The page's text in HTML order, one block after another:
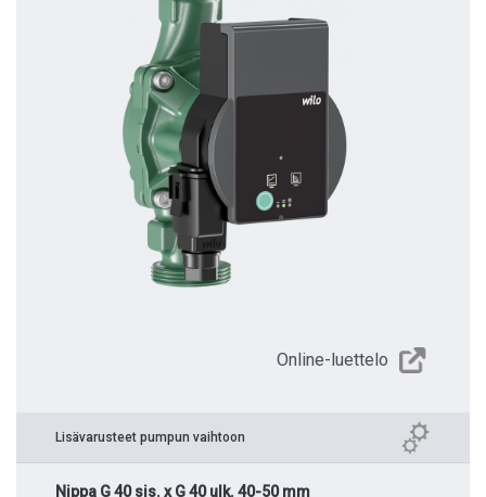
Online-luettelo
Lisävarusteet pumpun vaihtoon
Nippa G 40 sis. x G 40 ulk. 40-50 mm